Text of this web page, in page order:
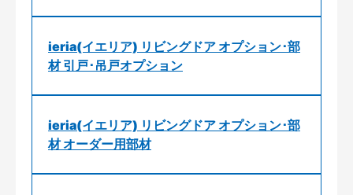
ieria(イエリア) リビングドア オプション･部
材 引戸･吊戸オプション
ieria(イエリア) リビングドア オプション･部
材 オーダー用部材